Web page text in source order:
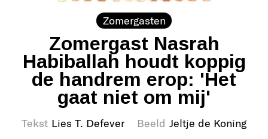
Zomergasten
Zomergast Nasrah
Habiballah houdt koppig
de handrem erop: 'Het
gaat niet om mij'
Tekst Lies T. Defever Beeld Jeltje de Koning